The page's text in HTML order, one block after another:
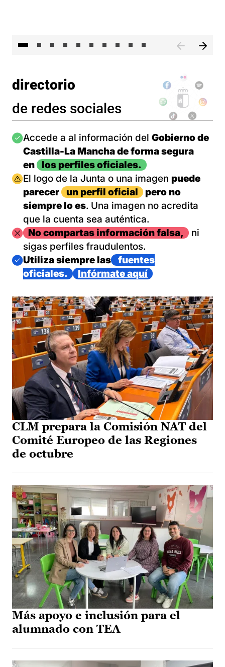
directorio
de redes sociales
Imagen
Accede a al información del Gobierno de
Castilla-La Mancha de forma segura
en
los perfiles oficiales.
Imagen
El logo de la Junta o una imagen puede
parecer
un perfil oficial
pero no
siempre lo es. Una imagen no acredita
que la cuenta sea auténtica.
ImagenNo compartas información falsa,
ni
sigas perfiles fraudulentos.
Imagen
Utiliza siempre las
fuentes
oficiales.
Infórmate aquí
CLM prepara la Comisión NAT del
Comité Europeo de las Regiones
de octubre
Más apoyo e inclusión para el
alumnado con TEA